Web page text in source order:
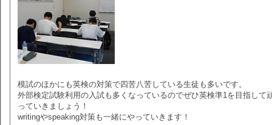
模試のほかにも英検の対策で四苦八苦している生徒も多いです。
外部検定試験利用の入試も多くなっているのでぜひ英検準1を目指して
っていきましょう！
writingやspeaking対策も一緒にやっていきます！